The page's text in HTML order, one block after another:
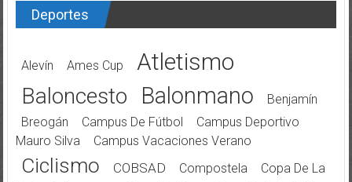
Deportes
Alevín Ames Cup Atletismo
Baloncesto Balonmano
Benjamín
Breogán
Campus De Fútbol
Campus Deportivo
Mauro Silva
Campus Vacaciones Verano
Ciclismo COBSAD Compostela
Copa De La